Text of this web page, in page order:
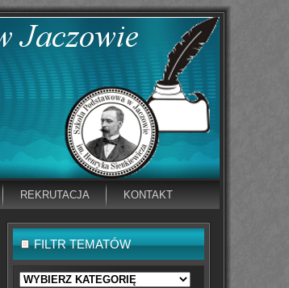
REKRUTACJA KONTAKT
FILTR TEMATÓW
Filtr